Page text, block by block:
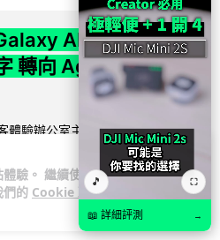
驗。 繼續使用
們的 Cookie 政
AI 新方向 未來
轉向 Agent 全自動操
體驗辦公室主管兼副總裁 Jay Kim
邁向全自動化 Agent... 閱讀全
🎵 ⛶
📖 詳細評測 →